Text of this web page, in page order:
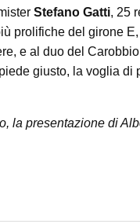
Stefano Gatti, 25
prolifiche del girone
e al duo del
giusto, la voglia di
la presentazione di